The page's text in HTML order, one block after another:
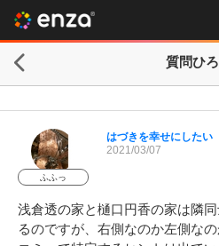
質問ひ
ふふっ
はづきを幸せにしたい
2021/03/07
浅倉透の家と樋口円香の家は隣
るのですが、右側なのか左側な